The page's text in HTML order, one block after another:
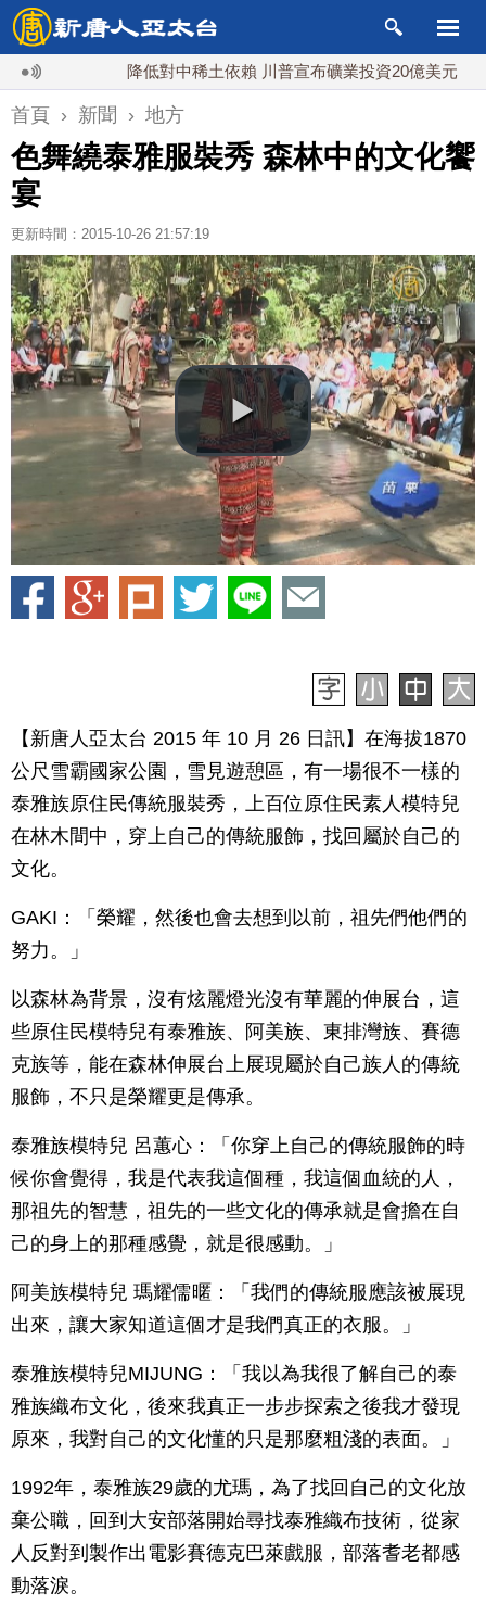
降低對中稀土依賴 川普宣布礦業投資20億美元 中
首頁 › 新聞 › 地方
色舞繞泰雅服裝秀 森林中的文化饗
宴
更新時間：2015-10-26 21:57:19
【新唐人亞太台 2015 年 10 月 26 日訊】在海拔1870
公尺雪霸國家公園，雪見遊憩區，有一場很不一樣的
泰雅族原住民傳統服裝秀，上百位原住民素人模特兒
在林木間中，穿上自己的傳統服飾，找回屬於自己的
文化。
GAKI：「榮耀，然後也會去想到以前，祖先們他們的
努力。」
以森林為背景，沒有炫麗燈光沒有華麗的伸展台，這
些原住民模特兒有泰雅族、阿美族、東排灣族、賽德
克族等，能在森林伸展台上展現屬於自己族人的傳統
服飾，不只是榮耀更是傳承。
泰雅族模特兒 呂蕙心：「你穿上自己的傳統服飾的時
候你會覺得，我是代表我這個種，我這個血統的人，
那祖先的智慧，祖先的一些文化的傳承就是會擔在自
己的身上的那種感覺，就是很感動。」
阿美族模特兒 瑪耀儒暱：「我們的傳統服應該被展現
出來，讓大家知道這個才是我們真正的衣服。」
泰雅族模特兒MIJUNG：「我以為我很了解自己的泰
雅族織布文化，後來我真正一步步探索之後我才發現
原來，我對自己的文化懂的只是那麼粗淺的表面。」
1992年，泰雅族29歲的尤瑪，為了找回自己的文化放
棄公職，回到大安部落開始尋找泰雅織布技術，從家
人反對到製作出電影賽德克巴萊戲服，部落耆老都感
動落淚。